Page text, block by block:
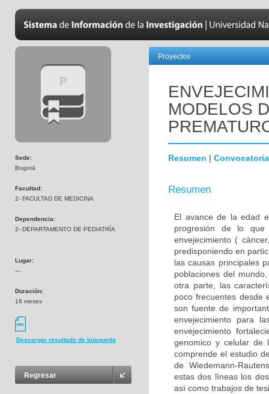
Sede:
Bogotá
Facultad:
2- FACULTAD DE MEDICINA
Dependencia:
2- DEPARTAMENTO DE PEDIATRÍA
Lugar:
---
Duración:
18 meses
Descargar resultado de búsqueda
Regresar
Proyectos
MODELOS
Resumen | Convocatoria
Resumen
El avance de la edad
progresión de lo que
envejecimiento (
predisponiendo en
las causas principales
poblaciones del
otra parte, las
poco frecuentes desde
son fuente de
envejecimiento para
envejecimiento
genomico y celular de
comprende el estudio
de Wiedemann-
estas dos lìneas los
asì como trabajos de